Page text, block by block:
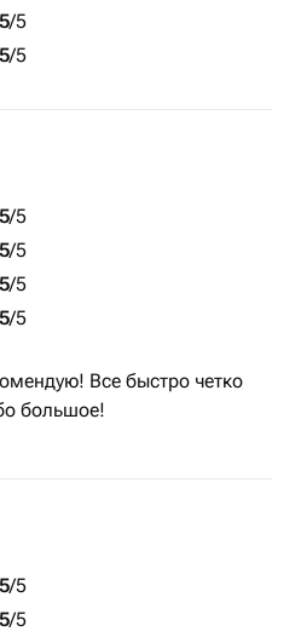
по объёму и
запроса, повода и
5/5
5/5
5/5
5/5
5/5
5/5
Все быстро четко
большое!
5/5
5/5